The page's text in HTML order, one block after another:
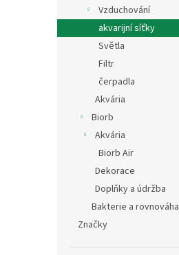
Vzduchování
akvarijní síťky
Světla
Filtr
čerpadla
Akvária
Biorb
Akvária
Biorb Air
Dekorace
Doplňky a údržba
Bakterie a rovnováha
Značky